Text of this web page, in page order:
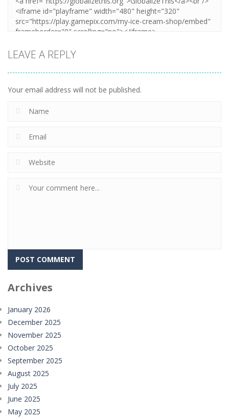
LEAVE A REPLY
Your email address will not be published.
Archives
January 2026
December 2025
November 2025
October 2025
September 2025
August 2025
July 2025
June 2025
May 2025